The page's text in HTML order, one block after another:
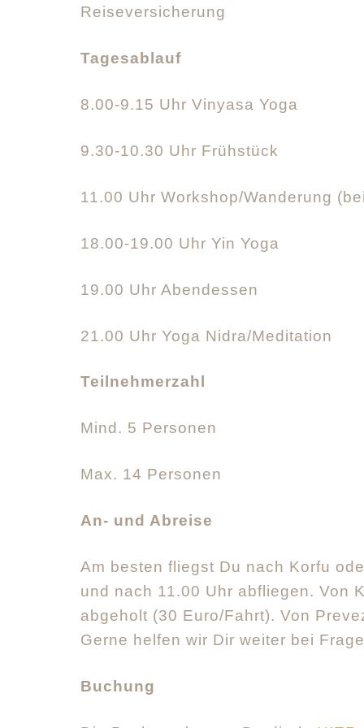
Reiseversicherung
Tagesablauf
8.00-9.15 Uhr Vinyasa Yoga
9.30-10.30 Uhr Frühstück
11.00 Uhr Workshop/Wanderung
18.00-19.00 Uhr Yin Yoga
19.00 Uhr Abendessen
21.00 Uhr Yoga Nidra/Meditation
Teilnehmerzahl
Mind. 5 Personen
Max. 14 Personen
An- und Abreise
Am besten fliegst Du nach Korfu
und nach 11.00 Uhr abfliegen. Von
abgeholt (30 Euro/Fahrt). Von
Gerne helfen wir Dir weiter bei
Buchung